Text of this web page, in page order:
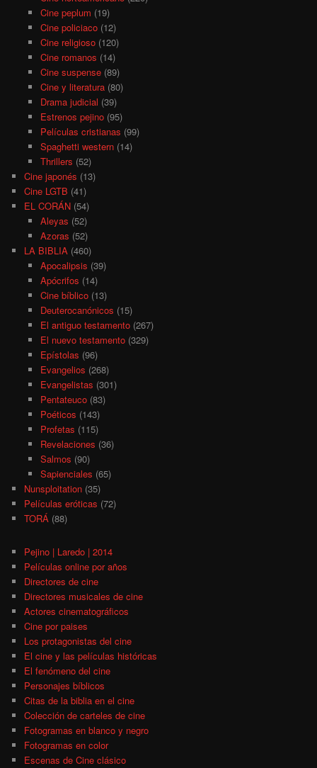
Cine peplum (19)
Cine policiaco(12)
Cine religioso(120)
Cine romanos (14)
Cine suspense(89)
Cine y literatura(80)
Drama judicial (39)
Estrenos pejino(95)
Películas cristianas (99)
Spaghetti western(14)
Thrillers (52)
Cine japonés (13)
Cine LGTB (41)
EL CORÁN (54)
Aleyas (52)
Azoras (52)
LA BIBLIA (460)
Apocalipsis (39)
Apócrifos (14)
Cine bíblico(13)
Deuterocanónicos (15)
El antiguo testamento(267)
El nuevo testamento(329)
Epístolas (96)
Evangelios (268)
Evangelistas (301)
Pentateuco(83)
Poéticos (143)
Profetas (115)
Revelaciones (36)
Salmos (90)
Sapienciales (65)
Nunsploitation (35)
Películas eróticas (72)
TORÁ (88)
Pejino | Laredo | 2014
Películas online por años
Directores de cine
Directores musicales de cine
Actores cinematográficos
Cine por paises
Los protagonistas del cine
El cine y las películas históricas
El fenómeno del cine
Personajes bíblicos
Citas de la biblia en el cine
Colección de carteles de cine
Fotogramas en blanco y negro
Fotogramas en color
Escenas de Cine clásico